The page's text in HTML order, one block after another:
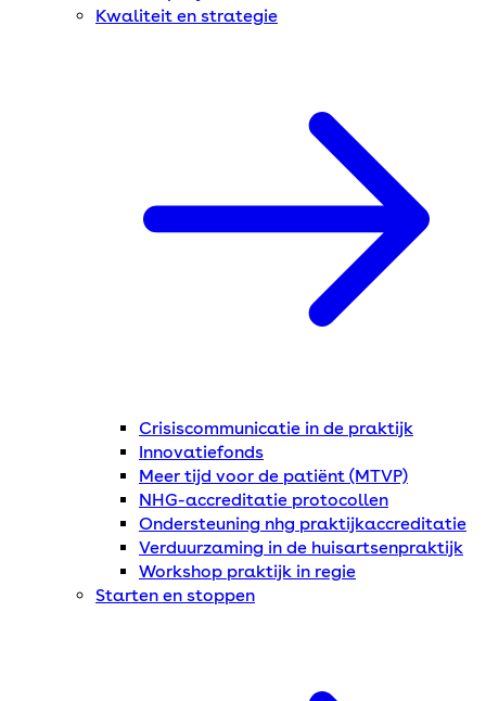
Kwaliteit en strategie
Crisiscommunicatie in de praktijk
Innovatiefonds
Meer tijd voor de patiënt (MTVP)
NHG-accreditatie protocollen
Ondersteuning nhg praktijkaccreditatie
Verduurzaming in de huisartsenpraktijk
Workshop praktijk in regie
Starten en stoppen